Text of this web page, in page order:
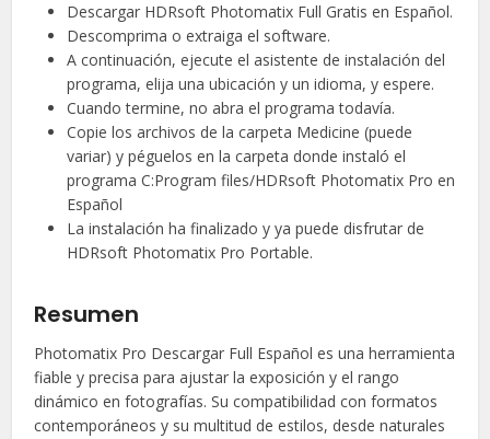
Descargar HDRsoft Photomatix Full Gratis en Español.
Descomprima o extraiga el software.
A continuación, ejecute el asistente de instalación del
programa, elija una ubicación y un idioma, y espere.
Cuando termine, no abra el programa todavía.
Copie los archivos de la carpeta Medicine (puede
variar) y péguelos en la carpeta donde instaló el
programa C:Program files/HDRsoft Photomatix Pro en
Español
La instalación ha finalizado y ya puede disfrutar de
HDRsoft Photomatix Pro Portable.
Resumen
Photomatix Pro Descargar Full Español es una herramienta
fiable y precisa para ajustar la exposición y el rango
dinámico en fotografías. Su compatibilidad con formatos
contemporáneos y su multitud de estilos, desde naturales